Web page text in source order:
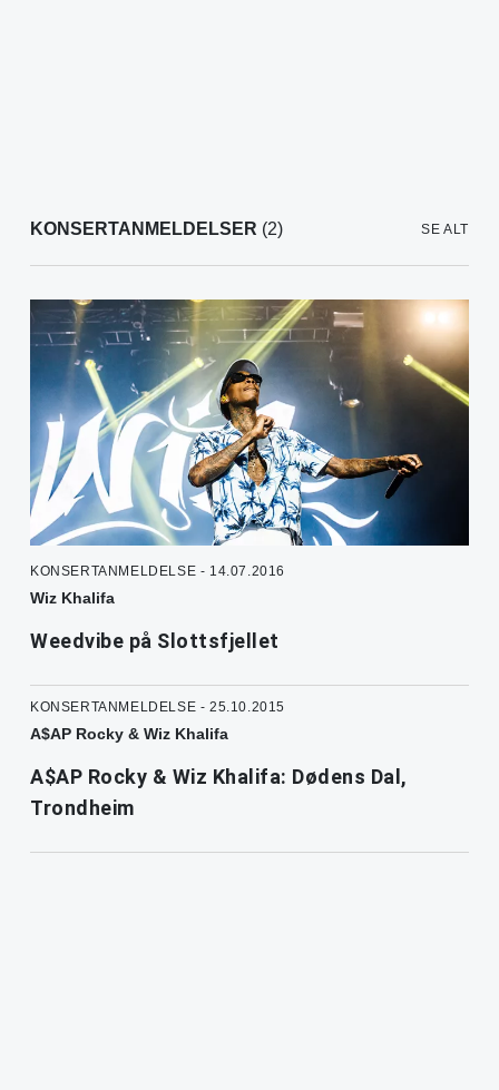
KONSERTANMELDELSER (2) SE ALT
KONSERTANMELDELSE - 14.07.2016
Wiz Khalifa
Weedvibe på Slottsfjellet
KONSERTANMELDELSE - 25.10.2015
A$AP Rocky & Wiz Khalifa
A$AP Rocky & Wiz Khalifa: Dødens Dal,
Trondheim